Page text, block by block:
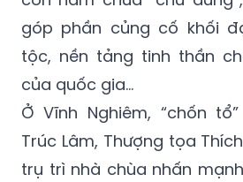
góp phần củng cố khối
tộc, nền tảng tinh thần
của quốc gia…
Ở Vĩnh Nghiêm, “chốn
Trúc Lâm, Thượng tọa
trụ trì nhà chùa nhấn